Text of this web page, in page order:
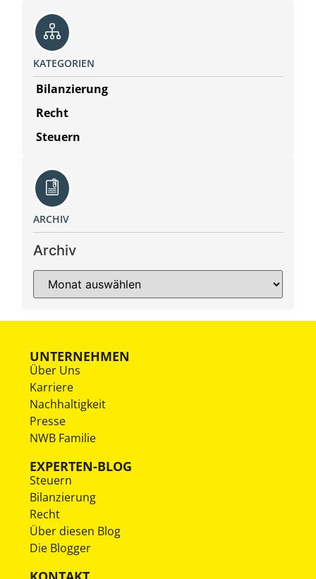
KATEGORIEN
Bilanzierung
Recht
Steuern
ARCHIV
Archiv
UNTERNEHMEN
Über Uns
Karriere
Nachhaltigkeit
Presse
NWB Familie
EXPERTEN-BLOG
Steuern
Bilanzierung
Recht
Über diesen Blog
Die Blogger